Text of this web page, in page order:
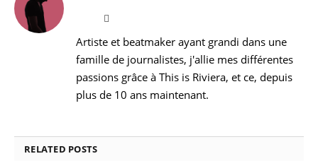
Website
Artiste et beatmaker ayant grandi dans une
famille de journalistes, j'allie mes différentes
passions grâce à This is Riviera, et ce, depuis
plus de 10 ans maintenant.
RELATED POSTS